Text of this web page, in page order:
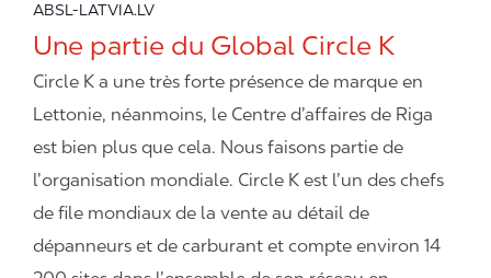
ABSL-LATVIA.LV
Une partie du Global Circle K
Circle K a une très forte présence de marque en
Lettonie, néanmoins, le Centre d’affaires de Riga
est bien plus que cela. Nous faisons partie de
l’organisation mondiale. Circle K est l’un des chefs
de file mondiaux de la vente au détail de
dépanneurs et de carburant et compte environ 14